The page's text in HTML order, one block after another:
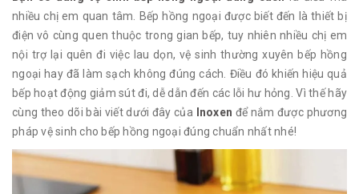
nhiều chị em quan tâm. Bếp hồng ngoại được biết đến là thiết bị
điện vô cùng quen thuộc trong gian bếp, tuy nhiên nhiều chị em
nội trợ lại quên đi việc lau dọn, vệ sinh thường xuyên bếp hồng
ngoại hay đã làm sạch không đúng cách. Điều đó khiến hiệu quả
bếp hoạt động giảm sút đi, dễ dẫn đến các lỗi hư hỏng. Vì thế hãy
cùng theo dõi bài viết dưới đây của
Inoxen để nắm được phương
pháp vệ sinh cho bếp hồng ngoại đúng chuẩn nhất nhé!